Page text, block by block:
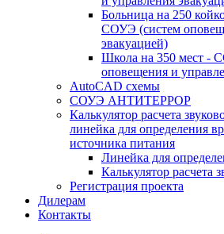
Больница на 250
СОУЭ (систем
эвакуацией)
Школа на 350 мест -
оповещения и
AutoCAD схемы
СОУЭ АНТИТЕРРОР
Калькулятор расчета
линейка для определения
источника питания
Линейка для
Калькулятор расчета
Регистрация проекта
Дилерам
Контакты